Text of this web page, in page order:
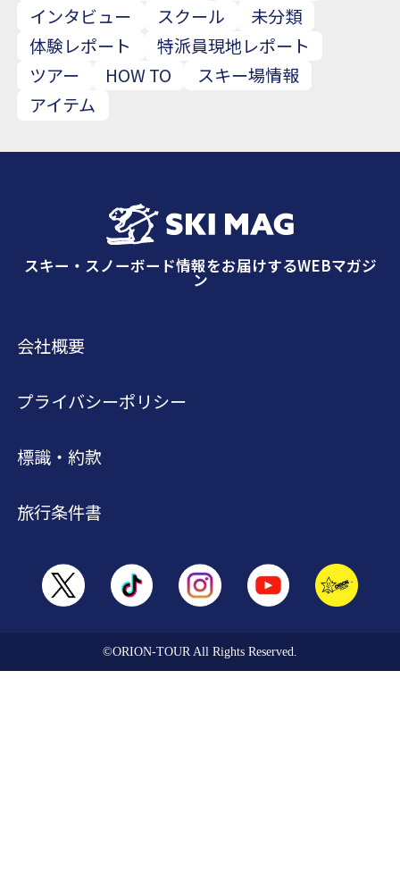
インタビュー
スクール
未分類
体験レポート
特派員現地レポート
ツアー
HOW TO
スキー場情報
アイテム
スキー・スノーボード情報をお届けするWEBマガジ
ン
会社概要
プライバシーポリシー
標識・約款
旅行条件書
©ORION-TOUR All Rights Reserved.